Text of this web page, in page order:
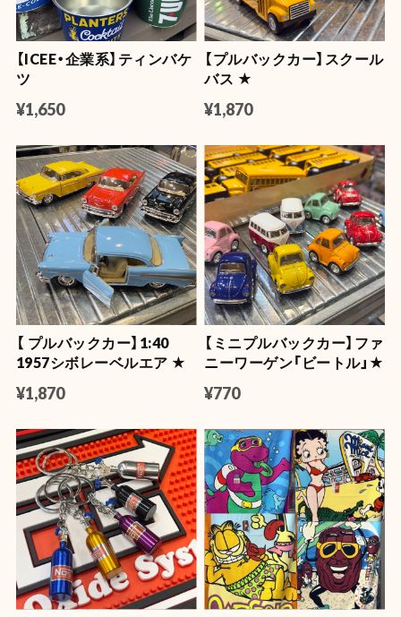
【ICEE・企業系】ティンバケ
ツ
¥1,650
【プルバックカー】スクール
バス ★
¥1,870
【 プルバックカー】1:40
1957シボレーベルエア ★
¥1,870
【ミニプルバックカー】ファ
ニーワーゲン「ビートル」★
¥770